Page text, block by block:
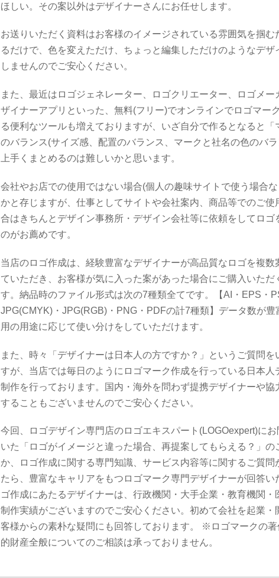
ほしい。その案以外はデザイナーさんにお任せします。
お送りいただく資料はお客様のイメージされている雰囲気を掴む
るだけで、色を変えただけ、ちょっと編集しただけのようなデザ
しませんのでご安心ください。
また、最近はロゴジェネレーター、ロゴクリエーター、ロゴメー
ザイナーアプリといった、無料(フリー)でオンラインでロゴマー
る便利なツールも増えておりますが、いざ自分で作るとなると「
のバランス(サイズ感、配置のバランス、マークと社名の色のバラ
上手くまとめるのは難しいかと思います。
会社やお店での使用ではない場合(個人の趣味サイトで使う場合
かと存じますが、仕事としてサイトや会社案内、商品等でのご使
合はきちんとデザイン事務所・デザイン会社等に依頼をしてロゴ
のがお薦めです。
当店のロゴ作成は、経験豊富なデザイナーが高品質なロゴを複数
ていただき、お客様が気に入った案があった場合にご購入いただ
す。納品時のファイル形式は次の7種類全てです。【AI・EPS・
JPG(CMYK)・JPG(RGB)・PNG・PDFの計7種類】データ数が豊
用の用途に応じて使い分けをしていただけます。
また、時々「デザイナーは日本人の方ですか？」というご質問を
すが、当店では毎日のようにロゴマーク作成を行っている日本人
制作を行っております。国内・海外を問わず提携デザイナーや協
することもございませんのでご安心ください。
今回、ロゴデザイン専門店のロゴエキスパート(LOGOexpert)に
いた「ロゴがイメージと違った場合、再提案してもらえる？」の
か、ロゴ作成に関する専門知識、サービス内容等に関するご質問
たら、豊富なキャリアをもつロゴマーク専門デザイナーが回答い
ゴ作成にあたるデザイナーは、行政機関・大手企業・教育機関・
制作実績がございますのでご安心ください。初めて会社を起業・
客様からの素朴な疑問にも回答しております。 ※ロゴマークの著
的財産全般についてのご相談は承っておりません。